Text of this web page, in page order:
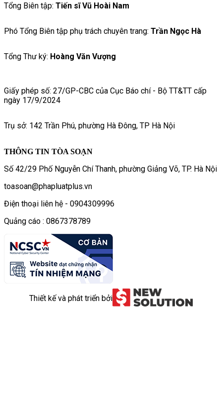
Tổng Biên tập: Tiến sĩ Vũ Hoài Nam
Phó Tổng Biên tập phụ trách chuyên trang: Trần Ngọc Hà
Tổng Thư ký: Hoàng Văn Vượng
Giấy phép số: 27/GP-CBC của Cục Báo chí - Bộ TT&TT cấp
ngày 17/9/2024
Trụ sở: 142 Trần Phú, phường Hà Đông, TP Hà Nội
THÔNG TIN TÒA SOẠN
Số 42/29 Phố Nguyễn Chí Thanh, phường Giảng Võ, TP. Hà Nội
toasoan@phapluatplus.vn
Điện thoại liên hệ - 0904309996
Quảng cáo : 0867378789
Thiết kế và phát triển bởi